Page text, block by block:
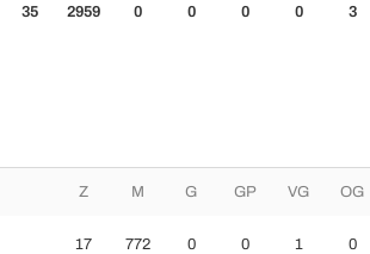
35 2959 0 0 0 0 3
Z M G GP VG OG
17 772 0 0 1 0